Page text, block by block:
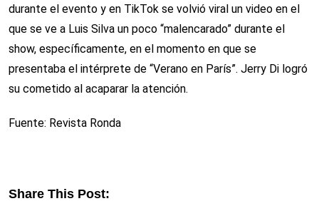
durante el evento y en TikTok se volvió viral un video en el
que se ve a Luis Silva un poco “malencarado” durante el
show, específicamente, en el momento en que se
presentaba el intérprete de “Verano en París”. Jerry Di logró
su cometido al acaparar la atención.
Fuente: Revista Ronda
Share This Post: